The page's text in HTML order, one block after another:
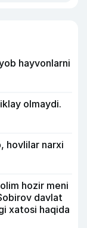
hayvonlarni
olmaydi.
hovlilar narxi
hozir meni
davlat
xatosi haqida